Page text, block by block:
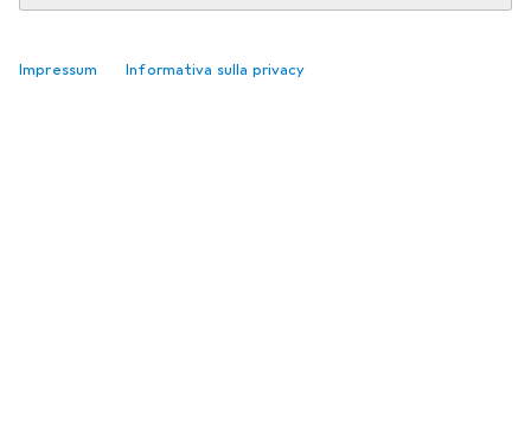
Impressum Informativa sulla privacy